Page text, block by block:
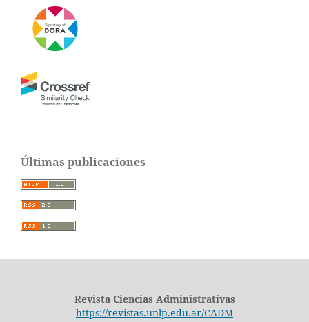
Últimas publicaciones
Revista Ciencias Administrativas
https://revistas.unlp.edu.ar/CADM